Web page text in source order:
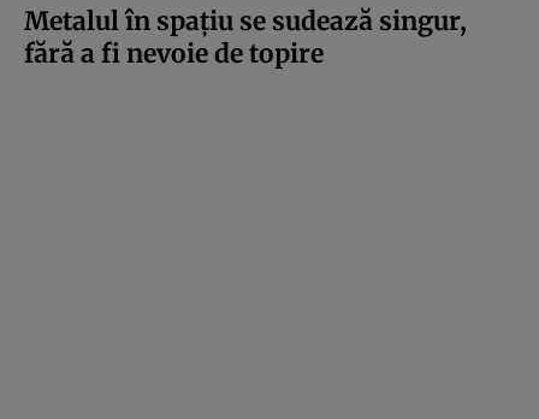
Metalul în spațiu se sudează singur,
fără a fi nevoie de topire